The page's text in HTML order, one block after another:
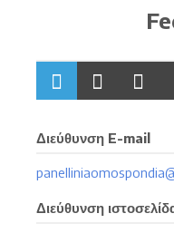
Διεύθυνση E-mail
Διεύθυνση